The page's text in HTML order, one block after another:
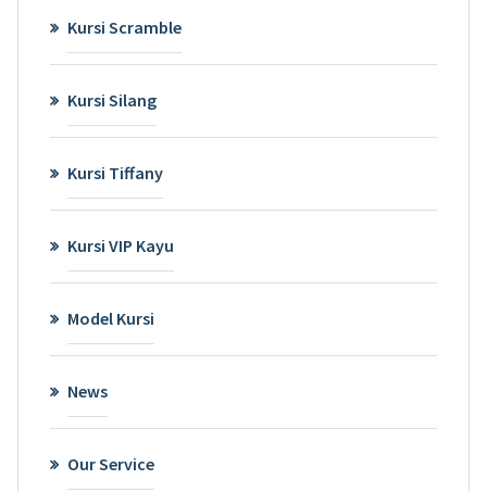
Kursi Scramble
Kursi Silang
Kursi Tiffany
Kursi VIP Kayu
Model Kursi
News
Our Service